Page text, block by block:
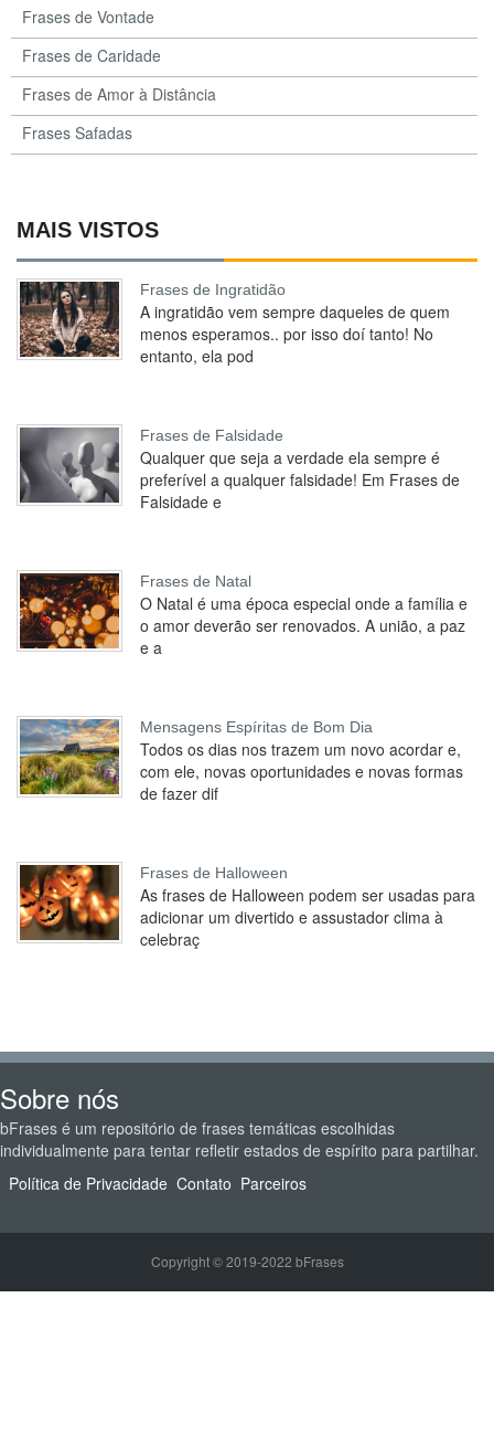
Frases de Vontade
Frases de Caridade
Frases de Amor à Distância
Frases Safadas
MAIS VISTOS
Frases de Ingratidão
A ingratidão vem sempre daqueles de quem
menos esperamos.. por isso doí tanto! No
entanto, ela pod
Frases de Falsidade
Qualquer que seja a verdade ela sempre é
preferível a qualquer falsidade! Em Frases de
Falsidade e
Frases de Natal
O Natal é uma época especial onde a família e
o amor deverão ser renovados. A união, a paz
e a
Mensagens Espíritas de Bom Dia
Todos os dias nos trazem um novo acordar e,
com ele, novas oportunidades e novas formas
de fazer dif
Frases de Halloween
As frases de Halloween podem ser usadas para
adicionar um divertido e assustador clima à
celebraç
Sobre nós
bFrases é um repositório de frases temáticas escolhidas
individualmente para tentar refletir estados de espírito para partilhar.
Política de Privacidade Contato Parceiros
Copyright © 2019-2022 bFrases